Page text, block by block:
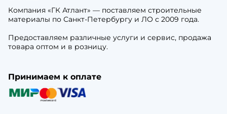
Компания «ГК Атлант» — поставляем строительные
материалы по Санкт-Петербургу и ЛО с 2009 года.
Предоставляем различные услуги и сервис, продажа
товара оптом и в розницу.
Принимаем к оплате